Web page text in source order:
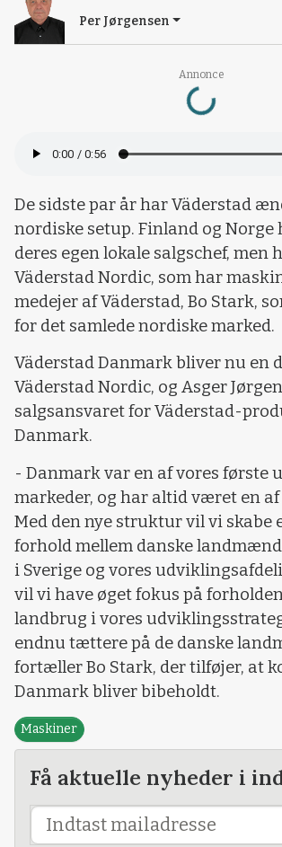
Annonce
Loading...
Per Jørgensen
De sidste par år har Väderstad
nordiske setup. Finland og Norge
deres egen lokale salgschef, men
Väderstad Nordic, som har
medejer af Väderstad, Bo Stark,
for det samlede nordiske marked.
Väderstad Danmark bliver nu en
Väderstad Nordic, og Asger
salgsansvaret for Väderstad-
Danmark.
- Danmark var en af vores første
markeder, og har altid været en
Med den nye struktur vil vi skabe
forhold mellem danske
i Sverige og vores
vil vi have øget fokus på
landbrug i vores
endnu tættere på de danske
fortæller Bo Stark, der tilføjer, at
Danmark bliver bibeholdt.
Maskiner
Få aktuelle nyheder i